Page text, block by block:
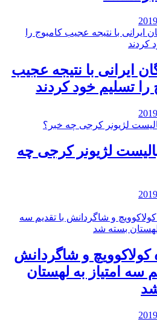
ایرانی با نتیجه عجیب
را تسلیم خود کردند
لژیونر کرجی چه
کولاکوویچ و شاگردانش
سه امتیاز به لهستان